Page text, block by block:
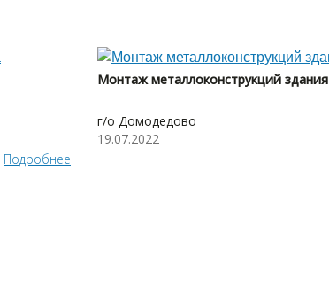
Подробнее
Монтаж металлоконструкций здания
г/о Домодедово
19.07.2022